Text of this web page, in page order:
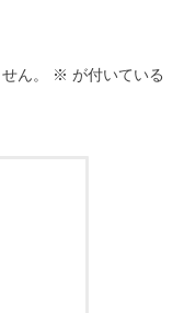
ん。 ※ が付いている